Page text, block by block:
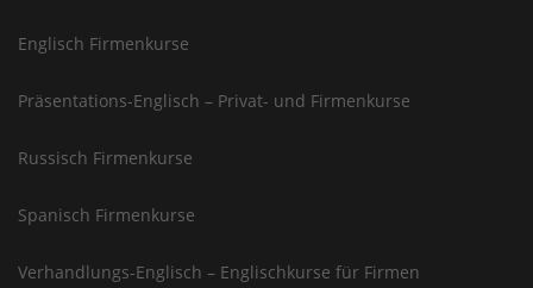
Englisch Firmenkurse
Präsentations-Englisch – Privat- und Firmenkurse
Russisch Firmenkurse
Spanisch Firmenkurse
Verhandlungs-Englisch – Englischkurse für Firmen